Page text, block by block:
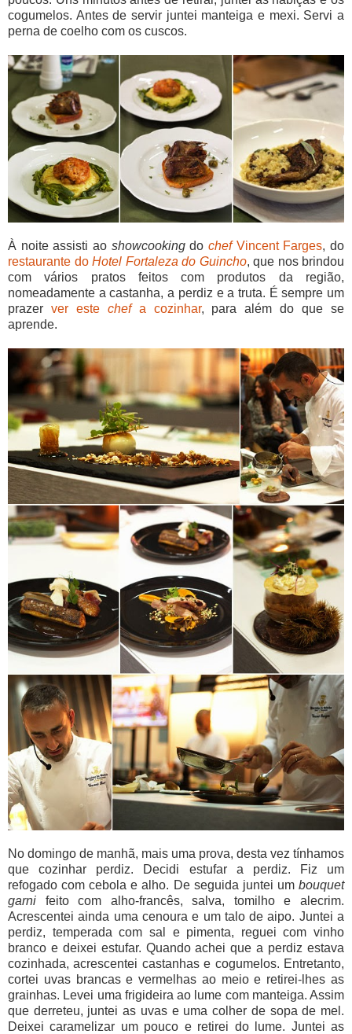
cogumelos. Antes de servir juntei manteiga e mexi. Servi a
perna de coelho com os cuscos.
À noite assisti ao showcookingdochefVincent Farges, do
restaurante do Hotel Fortaleza do Guincho, que nos brindou
com vários pratos feitos com produtos da região,
nomeadamente a castanha, a perdiz e a truta. É sempre um
prazer ver este chefa cozinhar, para além do que se
aprende.
No domingo de manhã, mais uma prova, desta vez tínhamos
que cozinhar perdiz. Decidi estufar a perdiz. Fiz um
refogado com cebola e alho. De seguida juntei um bouquet
garni feito com alho-francês, salva, tomilho e alecrim.
Acrescentei ainda uma cenoura e um talo de aipo. Juntei a
perdiz, temperada com sal e pimenta, reguei com vinho
branco e deixei estufar. Quando achei que a perdiz estava
cozinhada, acrescentei castanhas e cogumelos. Entretanto,
cortei uvas brancas e vermelhas ao meio e retirei-lhes as
grainhas. Levei uma frigideira ao lume com manteiga. Assim
que derreteu, juntei as uvas e uma colher de sopa de mel.
Deixei caramelizar um pouco e retirei do lume. Juntei as